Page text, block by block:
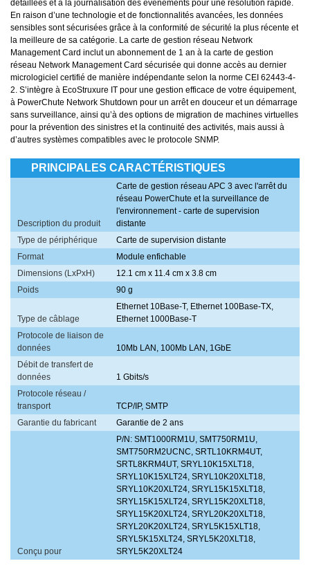
détaillées et à la journalisation des événements pour une résolution rapide.
En raison d’une technologie et de fonctionnalités avancées, les données
sensibles sont sécurisées grâce à la conformité de sécurité la plus récente et
la meilleure de sa catégorie. La carte de gestion réseau Network
Management Card inclut un abonnement de 1 an à la carte de gestion
réseau Network Management Card sécurisée qui donne accès au dernier
micrologiciel certifié de manière indépendante selon la norme CEI 62443-4-
2. S’intègre à EcoStruxure IT pour une gestion efficace de votre équipement,
à PowerChute Network Shutdown pour un arrêt en douceur et un démarrage
sans surveillance, ainsi qu’à des options de migration de machines virtuelles
pour la prévention des sinistres et la continuité des activités, mais aussi à
d’autres systèmes compatibles avec le protocole SNMP.
PRINCIPALES CARACTÉRISTIQUES
Description du produit
Carte de gestion réseau APC 3 avec l'arrêt du
réseau PowerChute et la surveillance de
l'environnement - carte de supervision
distante
Type de périphérique
Carte de supervision distante
Format
Module enfichable
Dimensions (LxPxH)
12.1 cm x 11.4 cm x 3.8 cm
Poids
90 g
Type de câblage
Ethernet 10Base-T, Ethernet 100Base-TX,
Ethernet 1000Base-T
Protocole de liaison de
données
10Mb LAN, 100Mb LAN, 1GbE
Débit de transfert de
données
1 Gbits/s
Protocole réseau /
transport
TCP/IP, SMTP
Garantie du fabricant
Garantie de 2 ans
Conçu pour
P/N: SMT1000RM1U, SMT750RM1U,
SMT750RM2UCNC, SRTL10KRM4UT,
SRTL8KRM4UT, SRYL10K15XLT18,
SRYL10K15XLT24, SRYL10K20XLT18,
SRYL10K20XLT24, SRYL15K15XLT18,
SRYL15K15XLT24, SRYL15K20XLT18,
SRYL15K20XLT24, SRYL20K20XLT18,
SRYL20K20XLT24, SRYL5K15XLT18,
SRYL5K15XLT24, SRYL5K20XLT18,
SRYL5K20XLT24